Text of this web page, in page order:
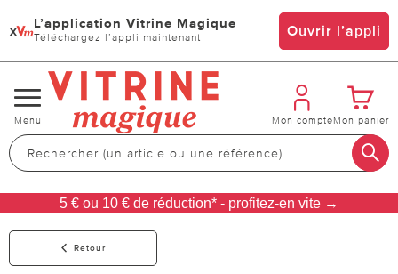
x L’application Vitrine Magique
Téléchargez l’appli maintenant Ouvrir l’appli
Changer
de
navigation
Menu Mon compteMon panier
5 € ou 10 € de réduction* - profitez-en vite →
Retour